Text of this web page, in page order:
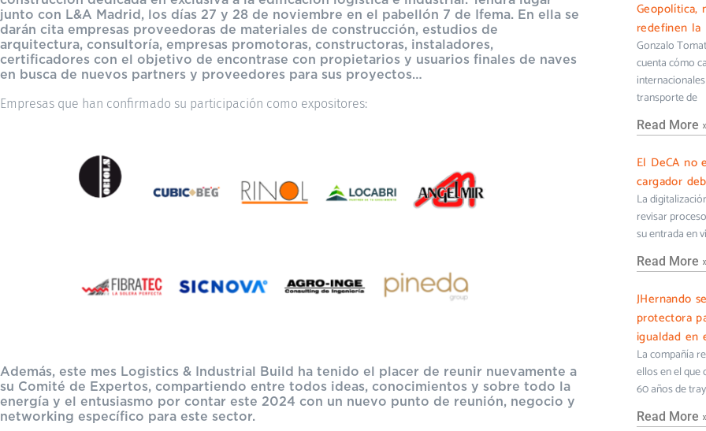
junto con L&A Madrid, los días 27 y 28 de noviembre en el pabellón 7 de Ifema. En ella se
darán cita empresas proveedoras de materiales de construcción, estudios de
arquitectura, consultoría, empresas promotoras, constructoras, instaladores,
certificadores con el objetivo de encontrase con propietarios y usuarios finales de naves
en busca de nuevos partners y proveedores para sus proyectos…
Empresas que han confirmado su participación como expositores:
Además, este mes Logistics & Industrial Build ha tenido el placer de reunir nuevamente a
su Comité de Expertos, compartiendo entre todos ideas, conocimientos y sobre todo la
energía y el entusiasmo por contar este 2024 con un nuevo punto de reunión, negocio y
networking específico para este sector.
Geopolítica,
redefinen la
Gonzalo
cuenta cómo
transporte de
Read More
El DeCA no
cargador
La
revisar
su entrada en
Read More
JHernando
protectora
igualdad en
La compañía
ellos en el que
60 años de
Read More